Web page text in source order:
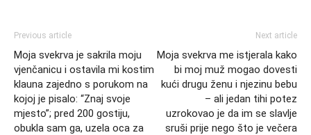
Previous article
Moja svekrva je sakrila moju
vjenčanicu i ostavila mi kostim
klauna zajedno s porukom na
kojoj je pisalo: “Znaj svoje
mjesto”; pred 200 gostiju,
obukla sam ga, uzela oca za
Next article
Moja svekrva me istjerala kako
bi moj muž mogao dovesti
kući drugu ženu i njezinu bebu
– ali jedan tihi potez
uzrokovao je da im se slavlje
sruši prije nego što je večera